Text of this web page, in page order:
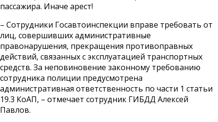
пассажира. Иначе арест!
– Сотрудники Госавтоинспекции вправе требовать от
лиц, совершивших административные
правонарушения, прекращения противоправных
действий, связанных с эксплуатацией транспортных
средств. За неповиновение законному требованию
сотрудника полиции предусмотрена
административная ответственность по части 1 статьи
19.3 КоАП, – отмечает сотрудник ГИБДД Алексей
Павлов.